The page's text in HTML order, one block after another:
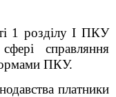
1 розділу I ПКУ
справляння
ПКУ.
платники